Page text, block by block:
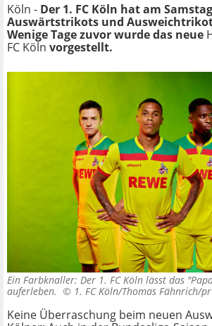
Köln - Der 1. FC Köln hat am
Auswärtstrikots und
Wenige Tage zuvor wurde das neue
FC Köln vorgestellt.
Ein Farbknaller: Der 1. FC Köln lässt das
auferleben. © 1. FC Köln/Thomas Fähnrich/pr
Keine Überraschung beim neuen